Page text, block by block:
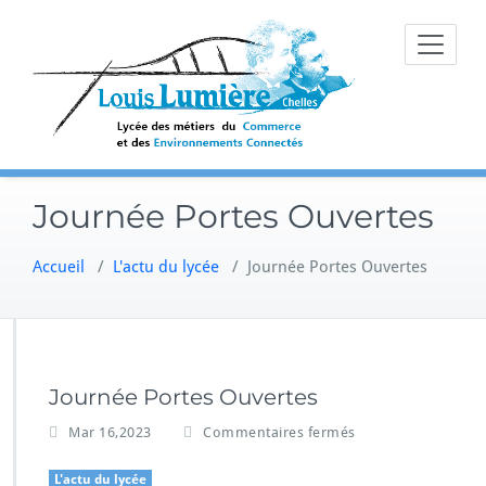
content
Journée Portes Ouvertes
Accueil / L'actu du lycée / Journée Portes Ouvertes
Journée Portes Ouvertes
Mar 16,2023 Commentaires fermés
L'actu du lycée